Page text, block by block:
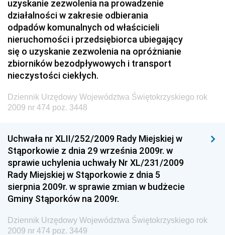
Kolejowego
Dziennik Urzędowy Ministra Przedsiębiorczości i
Technologii
Dziennik Urzędowy Ministra Inwestycji i Rozwoju
Dziennik Urzędowy Naczelnego Dyrektora Archiwów
Państwowych
Dziennik Urzędowy Ministra Finansów, Inwestycji i
Rozwoju
Dziennik Urzędowy Ministra Sportu
Dziennik Urzędowy Ministra Funduszy i Polityki
Regionalnej
Dziennik Urzędowy Ministra Aktywów Państwowych
Dziennik Urzędowy Ministra Zdrowia
Dziennik Urzędowy Ministra Środowiska i Głównego
uzyskanie zezwolenia na prowadzenie
działalności w zakresie odbierania
odpadów komunalnych od właścicieli
nieruchomości i przedsiębiorca ubiegający
się o uzyskanie zezwolenia na opróżnianie
zbiorników bezodpływowych i transport
nieczystości ciekłych.
Dziennik Urzędowy Województwa Świętokrzyskiego rok
2009 nr 474 poz. 3448
Uchwała nr XLII/252/2009 Rady Miejskiej w
Stąporkowie z dnia 29 września 2009r. w
sprawie uchylenia uchwały Nr XL/231/2009
Rady Miejskiej w Stąporkowie z dnia 5
sierpnia 2009r. w sprawie zmian w budżecie
Gminy Stąporków na 2009r.
Dziennik Urzędowy Województwa Świętokrzyskiego rok
2009 nr 474 poz. 3449